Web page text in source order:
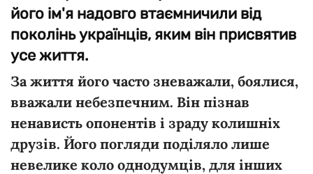
його ім'я надовго втаємничили від
поколінь українців, яким він присвятив
усе життя.
За життя його часто зневажали, боялися,
вважали небезпечним. Він пізнав
ненависть опонентів і зраду колишніх
друзів. Його погляди поділяло лише
невелике коло однодумців, для інших